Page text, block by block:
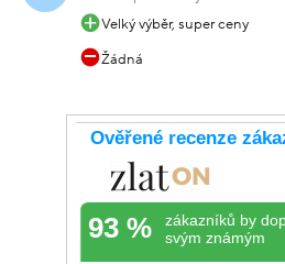
Velký výběr, super ceny
Žádná